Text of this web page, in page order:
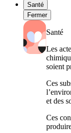
Santé
Fermer
Santé
Les
soient
Ces
et des
Ces